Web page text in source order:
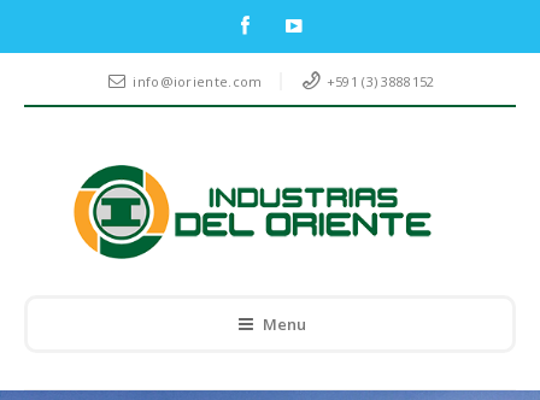
info@ioriente.com +591 (3) 3888152
Menu